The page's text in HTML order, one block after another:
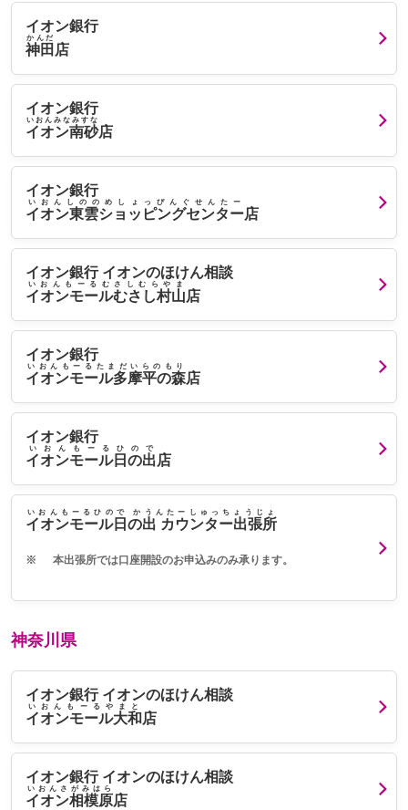
イオン銀行
神田
かんだ
店
イオン銀行
イオン南砂
いおんみなみすな
店
イオン銀行
イオン東雲ショッピングセンター
いおんしののめしょっぴんぐせんたー
店
イオン銀行 イオンのほけん相談
イオンモールむさし村山
いおんもーるむさしむらやま
店
イオン銀行
イオンモール多摩平の森
いおんもーるたまだいらのもり
店
イオン銀行
イオンモール日の出
いおんもーるひので
店
イオンモール日の出 カウンター出張所
いおんもーるひので かうんたーしゅっちょうじょ
※ 本出張所では口座開設のお申込みのみ承ります。
神奈川県
イオン銀行 イオンのほけん相談
イオンモール大和
いおんもーるやまと
店
イオン銀行 イオンのほけん相談
イオン相模原
いおんさがみはら
店